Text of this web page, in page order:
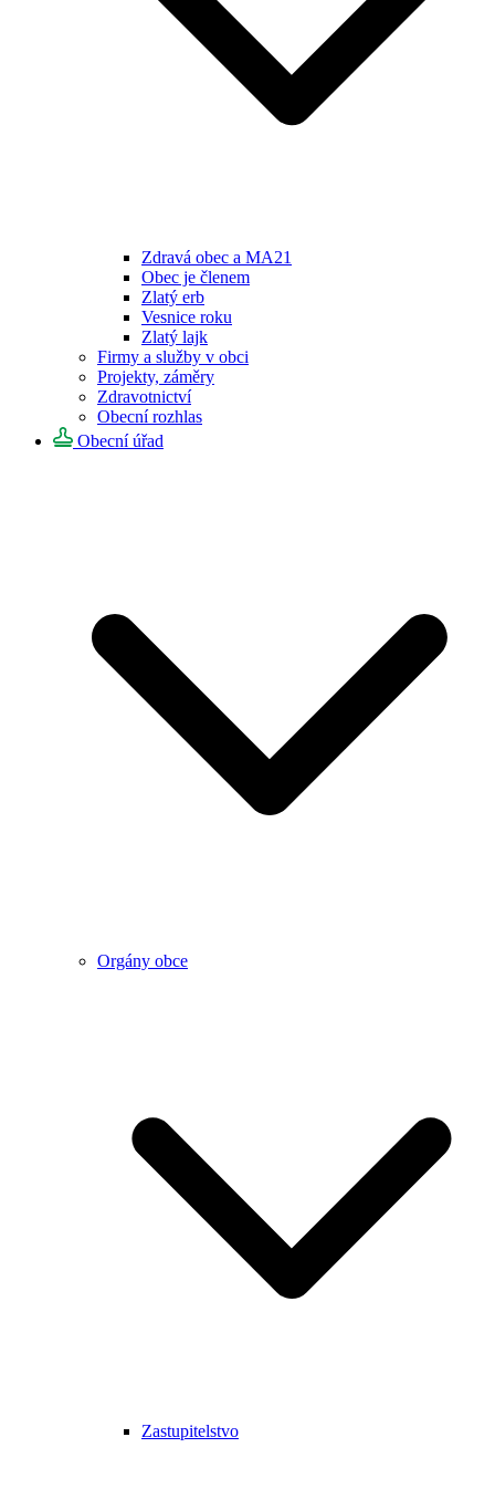
Zdravá obec a MA21
Obec je členem
Zlatý erb
Vesnice roku
Zlatý lajk
Firmy a služby v obci
Projekty, záměry
Zdravotnictví
Obecní rozhlas
Obecní úřad
Orgány obce
Zastupitelstvo